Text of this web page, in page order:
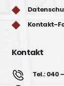
Kontakt-
Kontakt
Tel.: 040